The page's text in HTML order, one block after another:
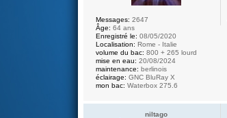
Messages: 2647
Âge: 64 ans
Enregistré le: 08/05/2020
Localisation: Rome - Italie
volume du bac: 800 + 265 lourd
mise en eau: 20/08/2024
maintenance: berlinois
éclairage: GNC BluRay X
mon bac: Waterbox 275.6
niltago